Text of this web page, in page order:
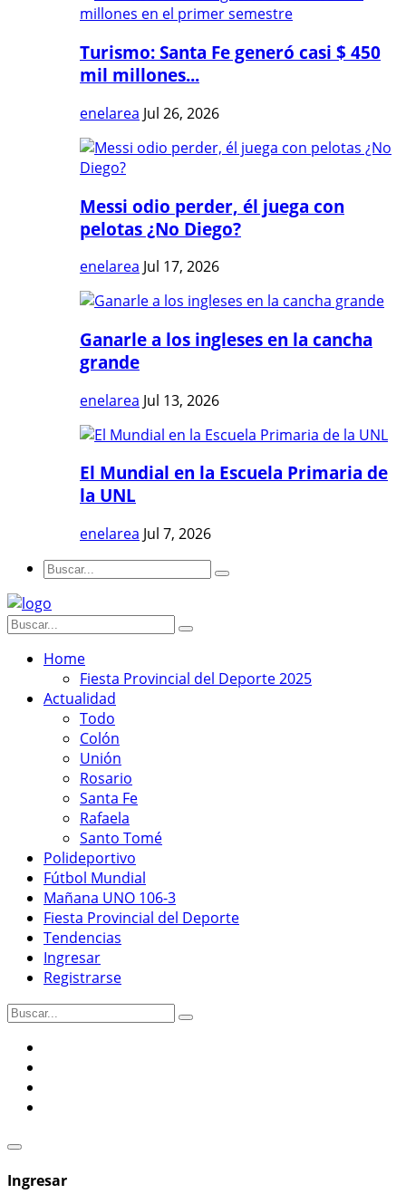
Turismo: Santa Fe generó casi $ 450
mil millones...
enelarea Jul 26, 2026
Messi odio perder, él juega con
pelotas ¿No Diego?
enelarea Jul 17, 2026
Ganarle a los ingleses en la cancha
grande
enelarea Jul 13, 2026
El Mundial en la Escuela Primaria de
la UNL
enelarea Jul 7, 2026
Home
Fiesta Provincial del Deporte 2025
Actualidad
Todo
Colón
Unión
Rosario
Santa Fe
Rafaela
Santo Tomé
Polideportivo
Fútbol Mundial
Mañana UNO 106-3
Fiesta Provincial del Deporte
Tendencias
Ingresar
Registrarse
Ingresar